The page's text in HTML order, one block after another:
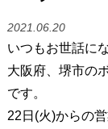
2021.06.20
いつもお世話に
大阪府、堺市の
です。
22日(火)からの